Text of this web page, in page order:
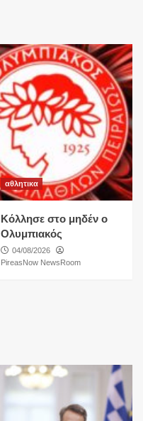
αθλητικα
Κόλλησε στο μηδέν ο
Ολυμπιακός
04/08/2026
PireasNow NewsRoom